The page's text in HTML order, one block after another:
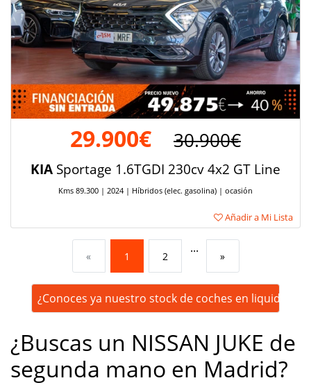
29.900€ 30.900€
KIA Sportage 1.6TGDI 230cv 4x2 GT Line
Kms 89.300 | 2024 | Híbridos (elec. gasolina) | ocasión
Añadir a Mi Lista
« 1 2
...
»
¿Conoces ya nuestro stock de coches en
¿Buscas un NISSAN JUKE de
segunda mano en Madrid?